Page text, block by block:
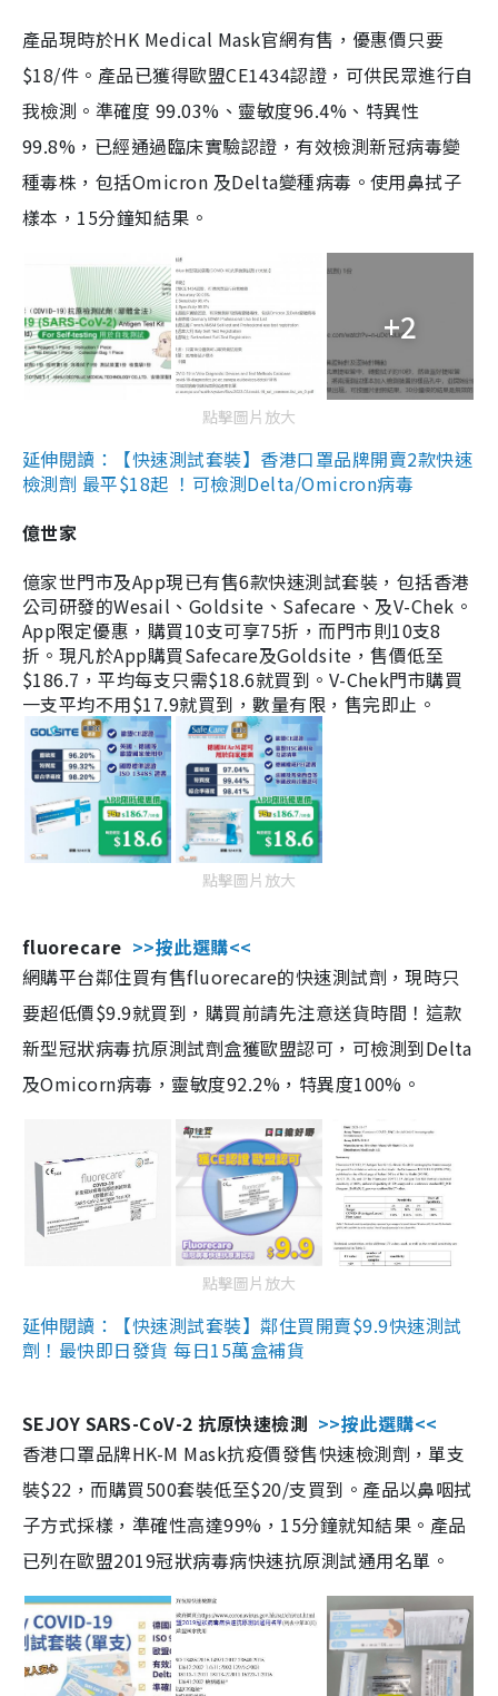
產品現時於HK Medical Mask官網有售，優惠價只要
$18/件。產品已獲得歐盟CE1434認證，可供民眾進行自
我檢測。準確度 99.03%、靈敏度96.4%、特異性
99.8%，已經通過臨床實驗認證，有效檢測新冠病毒變
種毒株，包括Omicron 及Delta變種病毒。使用鼻拭子
樣本，15分鐘知結果。
+2
點擊圖片放大
延伸閱讀：【快速測試套裝】香港口罩品牌開賣2款快速
檢測劑 最平$18起 ！可檢測Delta/Omicron病毒
億世家
億家世門市及App現已有售6款快速測試套裝，包括香港
公司研發的Wesail、Goldsite、Safecare、及V-Chek。
App限定優惠，購買10支可享75折，而門市則10支8
折。現凡於App購買Safecare及Goldsite，售價低至
$186.7，平均每支只需$18.6就買到。V-Chek門市購買
一支平均不用$17.9就買到，數量有限，售完即止。
點擊圖片放大
fluorecare >>按此選購<<
網購平台鄰住買有售fluorecare的快速測試劑，現時只
要超低價$9.9就買到，購買前請先注意送貨時間！這款
新型冠狀病毒抗原測試劑盒獲歐盟認可，可檢測到Delta
及Omicorn病毒，靈敏度92.2%，特異度100%。
點擊圖片放大
延伸閱讀：【快速測試套裝】鄰住買開賣$9.9快速測試
劑！最快即日發貨 每日15萬盒補貨
SEJOY SARS-CoV-2 抗原快速檢測 >>按此選購<<
香港口罩品牌HK-M Mask抗疫價發售快速檢測劑，單支
裝$22，而購買500套裝低至$20/支買到。產品以鼻咽拭
子方式採樣，準確性高達99%，15分鐘就知結果。產品
已列在歐盟2019冠狀病毒病快速抗原測試通用名單。